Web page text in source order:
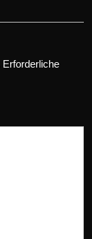
Erforderliche